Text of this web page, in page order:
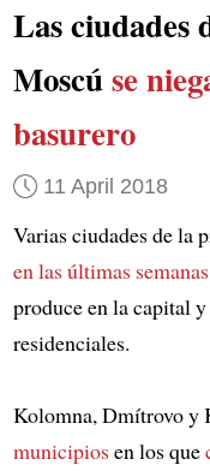
Las ciudades
Moscúse
basurero
11 April 2018
Varias ciudades de la
en las últimas
produce en la capital
residenciales.
Kolomna, Dmítrovo y
municipiosen los que